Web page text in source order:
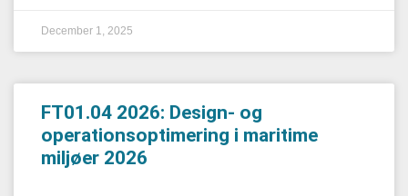
December 1, 2025
FT01.04 2026: Design- og
operationsoptimering i maritime
miljøer 2026